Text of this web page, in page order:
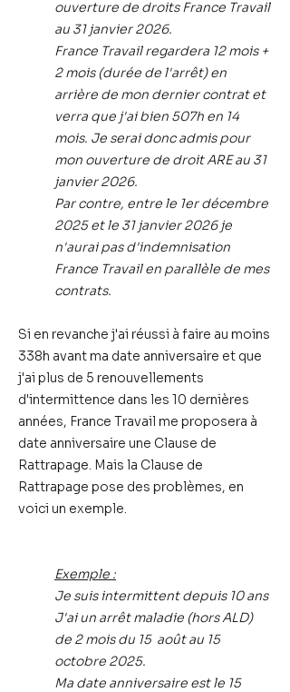
ouverture de droits France Travail
au 31 janvier 2026.
France Travail regardera 12 mois +
2 mois (durée de l'arrêt) en
arrière de mon dernier contrat et
verra que j'ai bien 507h en 14
mois. Je serai donc admis pour
mon ouverture de droit ARE au 31
janvier 2026.
Par contre, entre le 1er décembre
2025 et le 31 janvier 2026 je
n'aurai pas d'indemnisation
France Travail en parallèle de mes
contrats.
Si en revanche j'ai réussi à faire au moins
338h avant ma date anniversaire et que
j'ai plus de 5 renouvellements
d'intermittence dans les 10 dernières
années, France Travail me proposera à
date anniversaire une Clause de
Rattrapage. Mais la Clause de
Rattrapage pose des problèmes, en
voici un exemple.
Exemple :
Je suis intermittent depuis 10 ans
J'ai un arrêt maladie (hors ALD)
de 2 mois du 15 août au 15
octobre 2025.
Ma date anniversaire est le 15